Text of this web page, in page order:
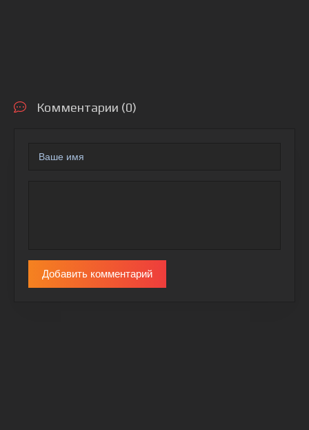
Комментарии (0)
Добавить комментарий